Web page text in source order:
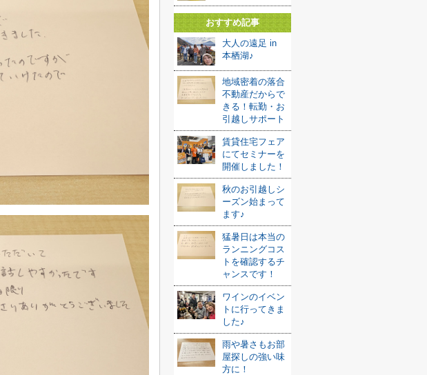
おすすめ記事
大人の遠足 in
本栖湖♪
地域密着の落合
不動産だからで
きる！転勤・お
引越しサポート
賃貸住宅フェア
にてセミナーを
開催しました！
秋のお引越しシ
ーズン始まって
ます♪
猛暑日は本当の
ランニングコス
トを確認するチ
ャンスです！
ワインのイベン
トに行ってきま
した♪
雨や暑さもお部
屋探しの強い味
方に！